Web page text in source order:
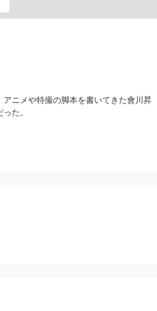
ニメや特撮の脚本を書いてきた會川昇
た。